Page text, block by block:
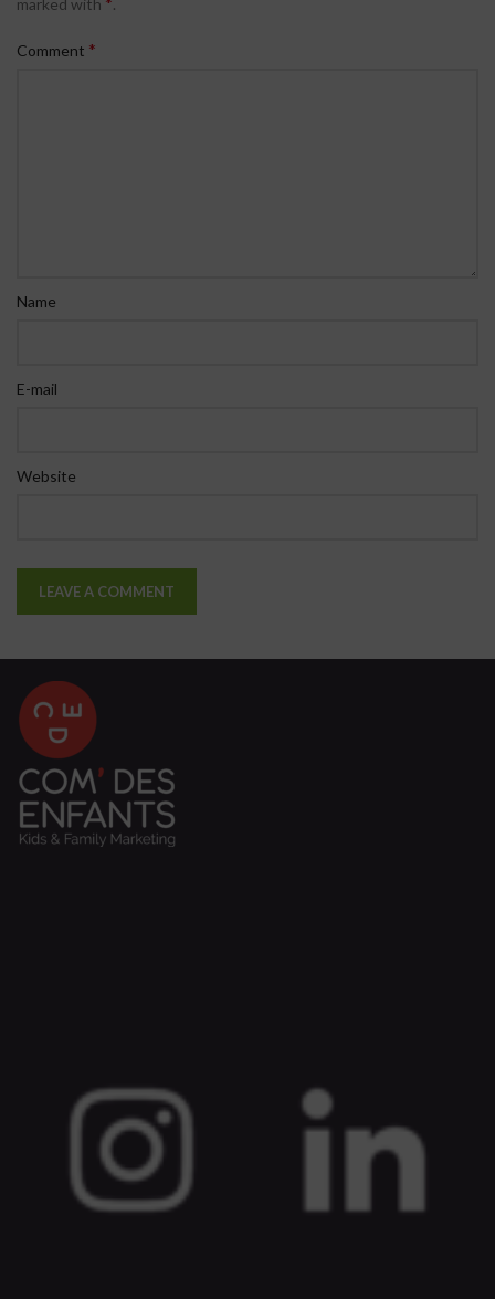
marked with .
Comment *
Name
E-mail
Website